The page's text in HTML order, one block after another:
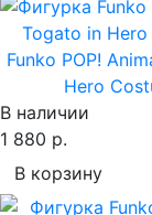
Funko POP!
Hero
В наличии
1 880 р.
В корзину